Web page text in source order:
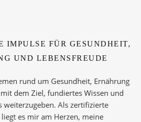
IMPULSE FÜR GESUNDHEIT,
UND LEBENSFREUDE
rund um Gesundheit, Ernährung
dem Ziel, fundiertes Wissen und
weiterzugeben. Als zertifizierte
es mir am Herzen, meine